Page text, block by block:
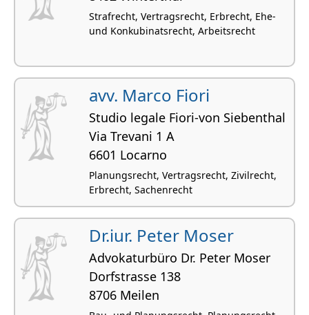
Strafrecht, Vertragsrecht, Erbrecht, Ehe-
und Konkubinatsrecht, Arbeitsrecht
avv. Marco Fiori
Studio legale Fiori-von Siebenthal
Via Trevani 1 A
6601 Locarno
Planungsrecht, Vertragsrecht, Zivilrecht,
Erbrecht, Sachenrecht
Dr.iur. Peter Moser
Advokaturbüro Dr. Peter Moser
Dorfstrasse 138
8706 Meilen